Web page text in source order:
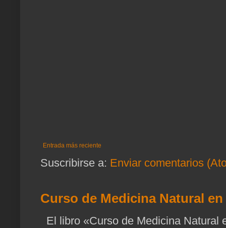
Entrada más reciente
Suscribirse a: Enviar comentarios
Curso de Medicina Natural
El libro «Curso de Medicina Natural